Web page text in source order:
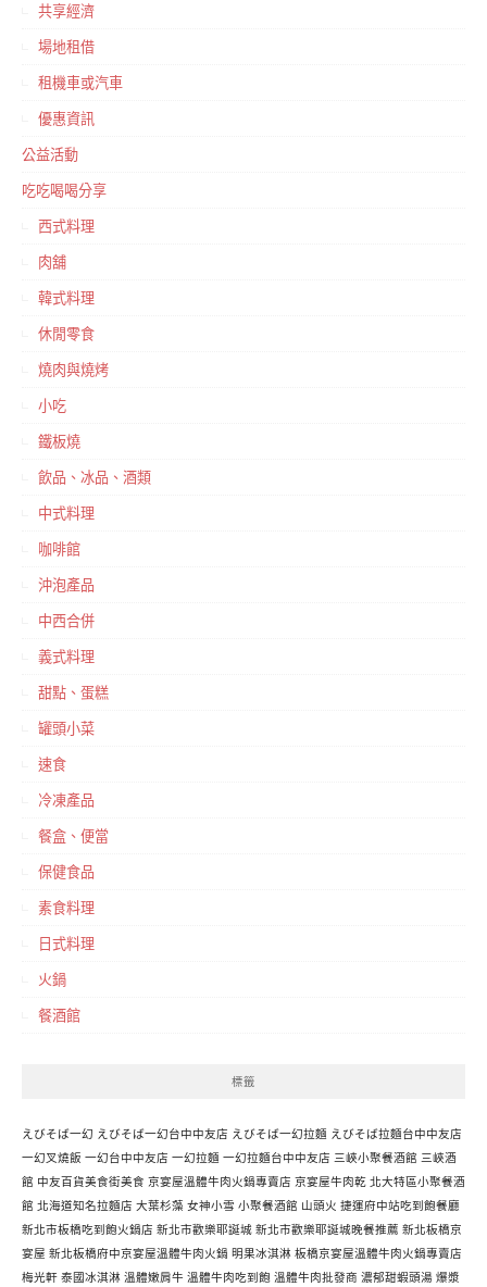
共享經濟
場地租借
租機車或汽車
優惠資訊
公益活動
吃吃喝喝分享
西式料理
肉舖
韓式料理
休閒零食
燒肉與燒烤
小吃
鐵板燒
飲品、冰品、酒類
中式料理
咖啡館
沖泡產品
中西合併
義式料理
甜點、蛋糕
罐頭小菜
速食
冷凍產品
餐盒、便當
保健食品
素食料理
日式料理
火鍋
餐酒館
標籤
えびそば一幻 えびそば一幻台中中友店 えびそば一幻拉麵 えびそば拉麵台中中友店
一幻叉燒飯 一幻台中中友店 一幻拉麵 一幻拉麵台中中友店 三峽小聚餐酒館 三峽酒
館 中友百貨美食街美食 京宴屋溫體牛肉火鍋專賣店 京宴屋牛肉乾 北大特區小聚餐酒
館 北海道知名拉麵店 大葉杉藻 女神小雪 小聚餐酒館 山頭火 捷運府中站吃到飽餐廳
新北市板橋吃到飽火鍋店 新北市歡樂耶誕城 新北市歡樂耶誕城晚餐推薦 新北板橋京
宴屋 新北板橋府中京宴屋溫體牛肉火鍋 明果冰淇淋 板橋京宴屋溫體牛肉火鍋專賣店
梅光軒 泰國冰淇淋 溫體嫩肩牛 溫體牛肉吃到飽 溫體牛肉批發商 濃郁甜蝦頭湯 爆漿